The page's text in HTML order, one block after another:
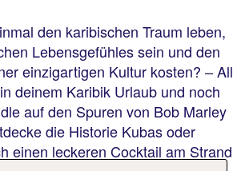
den karibischen Traum leben,
Lebensgefühles sein und den
einzigartigen Kultur kosten? – All
deinem Karibik Urlaub und noch
auf den Spuren von Bob Marley
die Historie Kubas oder
einen leckeren Cocktail am Strand